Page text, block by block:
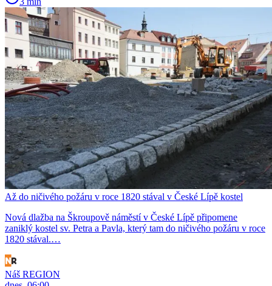
Až do ničivého požáru v roce 1820 stával v České Lípě kostel
Nová dlažba na Škroupově náměstí v České Lípě připomene
zaniklý kostel sv. Petra a Pavla, který tam do ničivého požáru v roce
1820 stával.…
Náš REGION